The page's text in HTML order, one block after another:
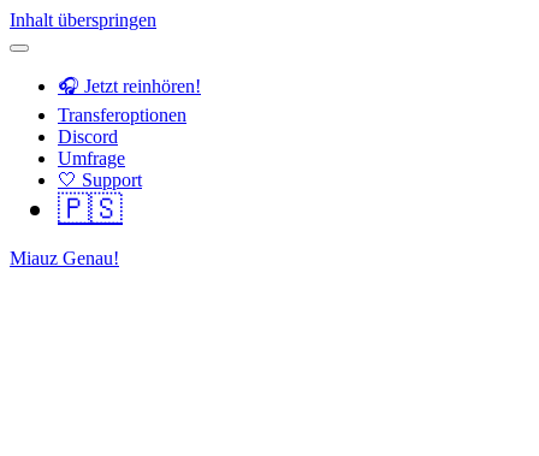
Inhalt überspringen
🎧 Jetzt reinhören!
Transferoptionen
Discord
Umfrage
🤍 Support
🇵🇸
Miauz Genau!